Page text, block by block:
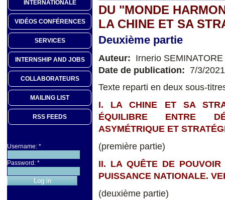
INTERNATIONALE
VIDÉOS CONFÉRENCES
SERVICES
INTERNSHIP AND JOBS
COLLABORATEURS
MAILING LIST
RSS FEEDS
Username: *
Password: *
DU "MONDE
LA CHINE ET SA
Deuxième partie
Auteur: Irnerio SEMINATORE
Date de publication: 7/3/2021
Texte reparti en deux sous-
I. LA CHINE ET SA
ÉQUILIBRE ENTRE
ASYMÉTRIQUE ET
(première partie)
II. LA QUÊTE DE
PUISSANCE NATIONALE.
(deuxième partie)